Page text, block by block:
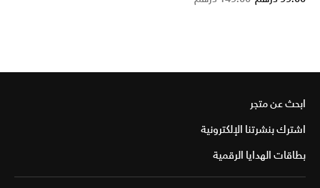
ابحث عن متجر
اشترك بنشرتنا الإلكترونية
بطاقات الهدايا الرقمية